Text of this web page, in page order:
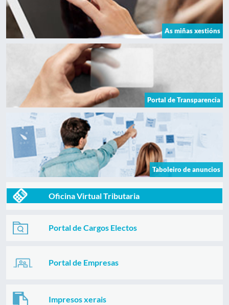
As miñas xestións
Portal de Transparencia
Taboleiro de anuncios
Oficina Virtual Tributaria
Portal de Cargos Electos
Portal de Empresas
Impresos xerais